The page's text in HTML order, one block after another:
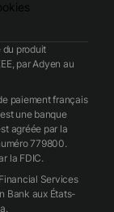
du produit
par Adyen au
paiement français
une banque
agréée par la
779800.
la FDIC.
Services
Bank aux États-